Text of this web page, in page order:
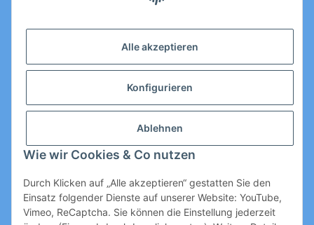
Alle akzeptieren
Konfigurieren
Ablehnen
Wie wir Cookies & Co nutzen
Durch Klicken auf „Alle akzeptieren“ gestatten Sie den
Einsatz folgender Dienste auf unserer Website: YouTube,
Vimeo, ReCaptcha. Sie können die Einstellung jederzeit
Email: Kontakt@toromedical.de
Öffnungszeiten (Mo-Fr.) 8:00 - 17:00